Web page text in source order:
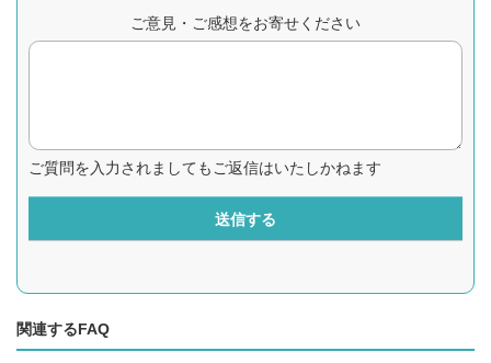
ご意見・ご感想をお寄せください
ご質問を入力されましてもご返信はいたしかねます
送信する
関連するFAQ